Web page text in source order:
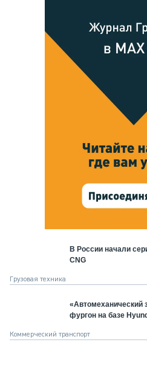
В России начали
CNG
Грузовая техника
«Автомеханический
фургон на базе
Коммерческий транспорт